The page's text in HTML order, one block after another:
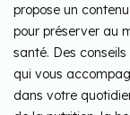
propose un
pour préserver au
santé. Des
qui vous
dans votre